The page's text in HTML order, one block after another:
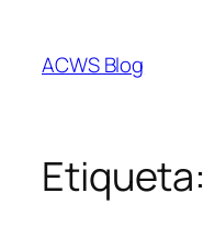
contenido
ACWS Blog
Etiqueta: